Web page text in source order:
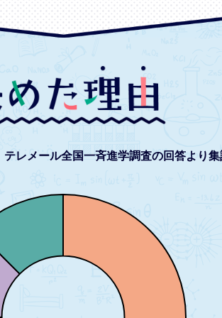
テレメール全国一斉進学調査の回答より集